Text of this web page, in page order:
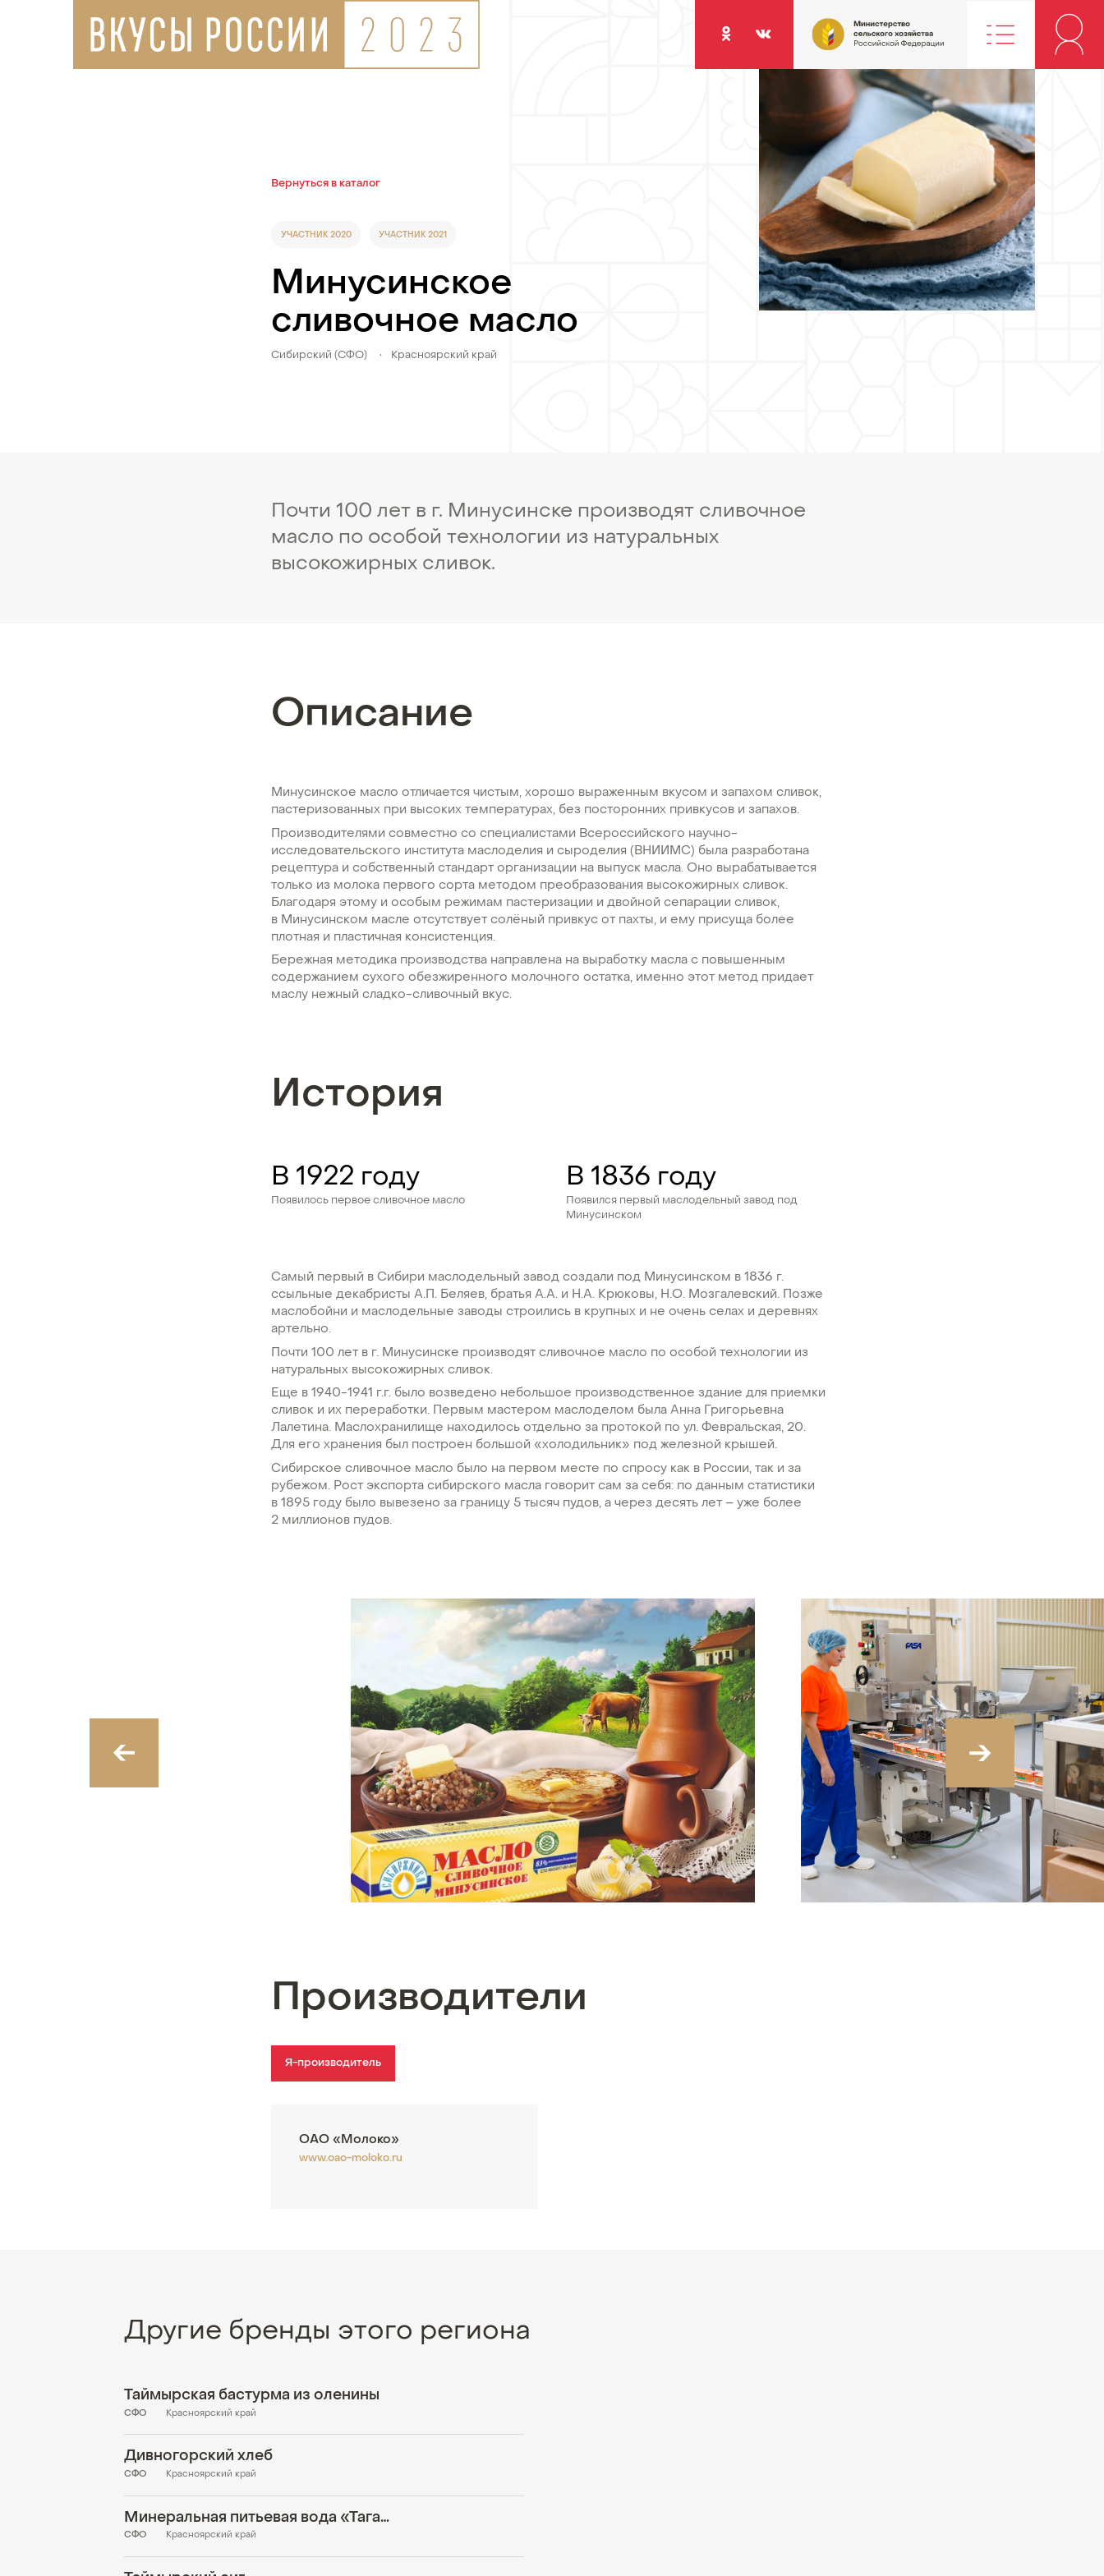
Министерство
сельского
хозяйства
Федерации
Одноклассники
Вконтакте
Вернуться в каталог
УЧАСТНИК 2020 УЧАСТНИК 2021
Минусинское
сливочное масло
Сибирский (СФО) • Красноярский край
Почти 100 лет в г. Минусинске производят сливочное
масло по особой технологии из натуральных
высокожирных сливок.
Описание
Минусинское масло отличается чистым, хорошо выраженным вкусом и запахом сливок,
пастеризованных при высоких температурах, без посторонних привкусов и запахов.
Производителями совместно со специалистами Всероссийского научно-
исследовательского института маслоделия и сыроделия (ВНИИМС) была разработана
рецептура и собственный стандарт организации на выпуск масла. Оно вырабатывается
только из молока первого сорта методом преобразования высокожирных сливок.
Благодаря этому и особым режимам пастеризации и двойной сепарации сливок,
в Минусинском масле отсутствует солёный привкус от пахты, и ему присуща более
плотная и пластичная консистенция.
Бережная методика производства направлена на выработку масла с повышенным
содержанием сухого обезжиренного молочного остатка, именно этот метод придает
маслу нежный сладко-сливочный вкус.
История
В 1922 году
Появилось первое сливочное масло
В 1836 году
Появился первый маслодельный завод под
Минусинском
Самый первый в Сибири маслодельный завод создали под Минусинском в 1836 г.
ссыльные декабристы А.П. Беляев, братья А.А. и Н.А. Крюковы, Н.О. Мозгалевский. Позже
маслобойни и маслодельные заводы строились в крупных и не очень селах и деревнях
артельно.
Почти 100 лет в г. Минусинске производят сливочное масло по особой технологии из
натуральных высокожирных сливок.
Еще в 1940-1941 г.г. было возведено небольшое производственное здание для приемки
сливок и их переработки. Первым мастером маслоделом была Анна Григорьевна
Лалетина. Маслохранилище находилось отдельно за протокой по ул. Февральская, 20.
Для его хранения был построен большой «холодильник» под железной крышей.
Сибирское сливочное масло было на первом месте по спросу как в России, так и за
рубежом. Рост экспорта сибирского масла говорит сам за себя: по данным статистики
в 1895 году было вывезено за границу 5 тысяч пудов, а через десять лет – уже более
2 миллионов пудов.
‹ ›
Производители
Я-производитель
ОАО «Молоко»
www.oao-moloko.ru
Другие бренды этого региона
Красноярский край
Таймырская бастурма из оленины
СФО
Красноярский край
Дивногорский хлеб
СФО
Красноярский край
Минеральная питьевая вода «Тагарский источник»
СФО